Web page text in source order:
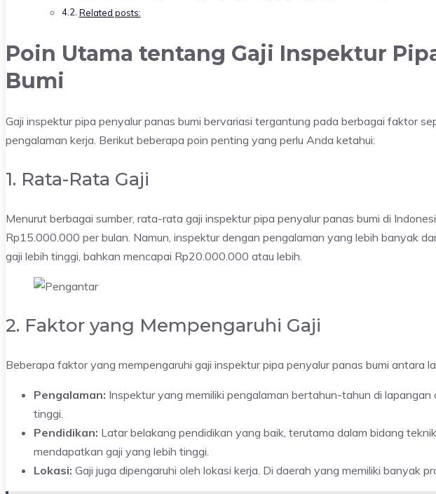
Related posts:
Poin Utama tentang Gaji Inspektur
Bumi
Gaji inspektur pipa penyalur panas bumi bervariasi tergantung pada berbagai faktor
pengalaman kerja. Berikut beberapa poin penting yang perlu Anda ketahui:
1. Rata-Rata Gaji
Menurut berbagai sumber, rata-rata gaji inspektur pipa penyalur panas bumi di
Rp15.000.000 per bulan. Namun, inspektur dengan pengalaman yang lebih banyak
gaji lebih tinggi, bahkan mencapai Rp20.000.000 atau lebih.
2. Faktor yang Mempengaruhi Gaji
Beberapa faktor yang mempengaruhi gaji inspektur pipa penyalur panas bumi antara
Pengalaman: Inspektur yang memiliki pengalaman bertahun-tahun di
tinggi.
Pendidikan: Latar belakang pendidikan yang baik, terutama dalam bidang
mendapatkan gaji yang lebih tinggi.
Lokasi: Gaji juga dipengaruhi oleh lokasi kerja. Di daerah yang memiliki banyak